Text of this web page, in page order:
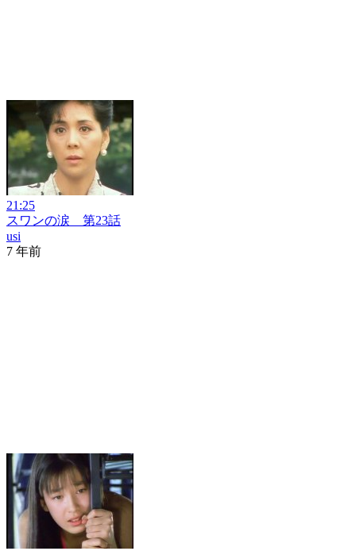
21:25
スワンの涙 第23話
usi
7 年前